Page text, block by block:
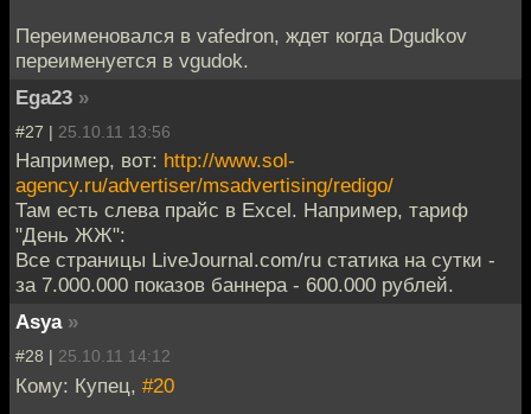
Переименовался в vafedron, ждет когда Dgudkov
переименуется в vgudok.
Ega23 »
#27 | 25.10.11 13:56
Например, вот: http://www.sol-
agency.ru/advertiser/msadvertising/redigo/
Там есть слева прайс в Excel. Например, тариф
"День ЖЖ":
Все страницы LiveJournal.com/ru статика на сутки -
за 7.000.000 показов баннера - 600.000 рублей.
Asya »
#28 | 25.10.11 14:12
Кому: Купец, #20